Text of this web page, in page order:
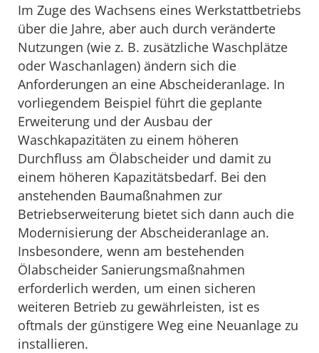
Im Zuge des Wachsens eines Werkstattbetriebs
über die Jahre, aber auch durch veränderte
Nutzungen (wie z. B. zusätzliche Waschplätze
oder Waschanlagen) ändern sich die
Anforderungen an eine Abscheideranlage. In
vorliegendem Beispiel führt die geplante
Erweiterung und der Ausbau der
Waschkapazitäten zu einem höheren
Durchfluss am Ölabscheider und damit zu
einem höheren Kapazitätsbedarf. Bei den
anstehenden Baumaßnahmen zur
Betriebserweiterung bietet sich dann auch die
Modernisierung der Abscheideranlage an.
Insbesondere, wenn am bestehenden
Ölabscheider Sanierungsmaßnahmen
erforderlich werden, um einen sicheren
weiteren Betrieb zu gewährleisten, ist es
oftmals der günstigere Weg eine Neuanlage zu
installieren.